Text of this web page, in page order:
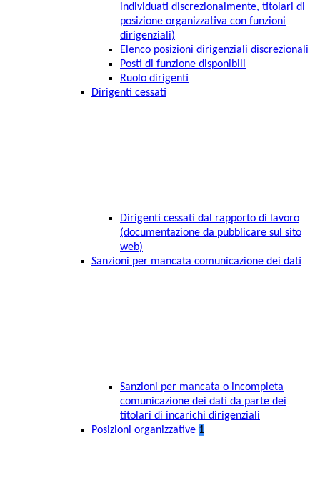
individuati discrezionalmente, titolari di
posizione organizzativa con funzioni
dirigenziali)
Elenco posizioni dirigenziali discrezionali
Posti di funzione disponibili
Ruolo dirigenti
Dirigenti cessati
Dirigenti cessati dal rapporto di lavoro
(documentazione da pubblicare sul sito
web)
Sanzioni per mancata comunicazione dei dati
Sanzioni per mancata o incompleta
comunicazione dei dati da parte dei
titolari di incarichi dirigenziali
Posizioni organizzative 1